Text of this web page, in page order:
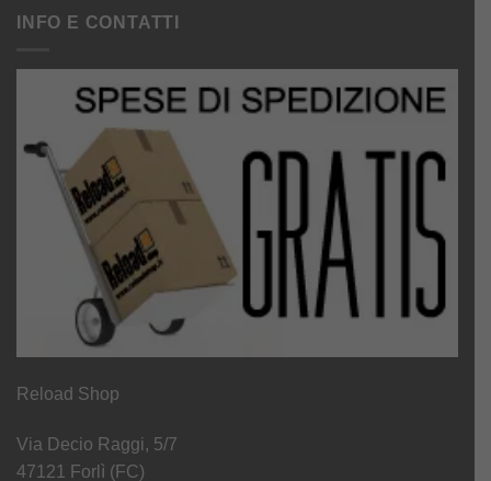
INFO E CONTATTI
Reload Shop
Via Decio Raggi, 5/7
47121 Forlì (FC)